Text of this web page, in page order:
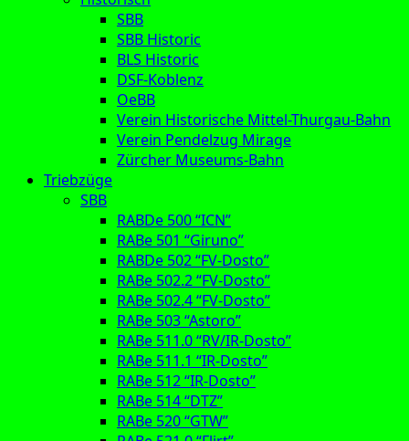
SBB
SBB Historic
BLS Historic
DSF-Koblenz
OeBB
Verein Historische Mittel-Thurgau-Bahn
Verein Pendelzug Mirage
Zürcher Museums-Bahn
Triebzüge
SBB
RABDe 500 “ICN”
RABe 501 “Giruno”
RABDe 502 “FV-Dosto”
RABe 502.2 “FV-Dosto”
RABe 502.4 “FV-Dosto”
RABe 503 “Astoro”
RABe 511.0 “RV/IR-Dosto”
RABe 511.1 “IR-Dosto”
RABe 512 “IR-Dosto”
RABe 514 “DTZ”
RABe 520 “GTW”